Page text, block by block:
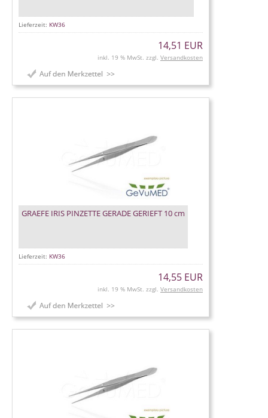
Lieferzeit: KW36
14,51 EUR
inkl. 19 % MwSt. zzgl. Versandkosten
GRAEFE IRIS PINZETTE GERADE GERIEFT 10 cm
Lieferzeit: KW36
14,55 EUR
inkl. 19 % MwSt. zzgl. Versandkosten